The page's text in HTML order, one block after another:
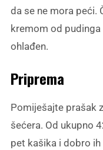
da se ne mora peći.
kremom od
ohlađen.
Priprema
Pomiješajte prašak
šećera. Od ukupno
pet kašika i dobro